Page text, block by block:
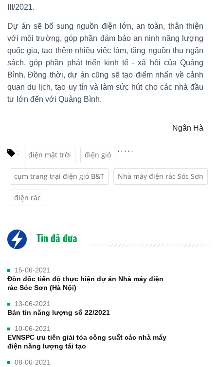
III/2021.
Dự án sẽ bổ sung nguồn điện lớn, an toàn, thân thiện
với môi trường, góp phần đảm bảo an ninh năng lượng
quốc gia, tạo thêm nhiều việc làm, tăng nguồn thu ngân
sách, góp phần phát triển kinh tế - xã hội của Quảng
Bình. Đồng thời, dự án cũng sẽ tạo điểm nhấn về cảnh
quan du lịch, tạo uy tín và làm sức hút cho các nhà đầu
tư lớn đến với Quảng Bình.
Ngân Hà
: điện mặt trời
,
điện gió
,
cụm trang trại điện gió B&T
,
Nhà máy điện rác Sóc Sơn
,
điện rác
,
Tin đã đưa
15-06-2021
Đôn đốc tiến độ thực hiện dự án Nhà máy điện
rác Sóc Sơn (Hà Nội)
13-06-2021
Bản tin năng lượng số 22/2021
10-06-2021
EVNSPC ưu tiên giải tỏa công suất các nhà máy
điện năng lượng tái tạo
08-06-2021